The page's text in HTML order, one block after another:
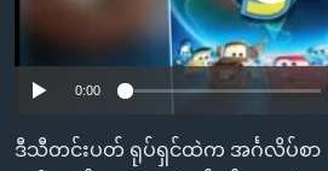
ရန်
စာမျက်နှာ
မကြေးမုံရဲ့ အင်္ဂလိပ်စာ
ရုပ်ရှင်ထဲက အင်္ဂလိပ်စာ
သုတပဒေသာ အင်္ဂလိပ်စာ
ရေဒီယိုနှင့်ရုပ်သံ အချက်အလက်များ
ရေဒီယို/တီဗွီအစီအစဉ်
0:00
ဒီသီတင်းပတ် ရုပ်ရှင်ထဲက အင်္ဂလိပ်စာ